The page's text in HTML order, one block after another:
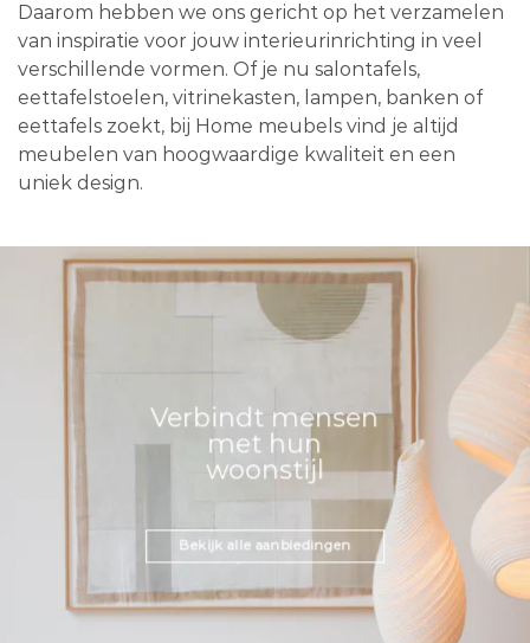
Daarom hebben we ons gericht op het verzamelen
van inspiratie voor jouw interieurinrichting in veel
verschillende vormen. Of je nu salontafels,
eettafelstoelen, vitrinekasten, lampen, banken of
eettafels zoekt, bij Home meubels vind je altijd
meubelen van hoogwaardige kwaliteit en een
uniek design.
Verbindt mensen
met hun
woonstijl
Bekijk alle aanbiedingen